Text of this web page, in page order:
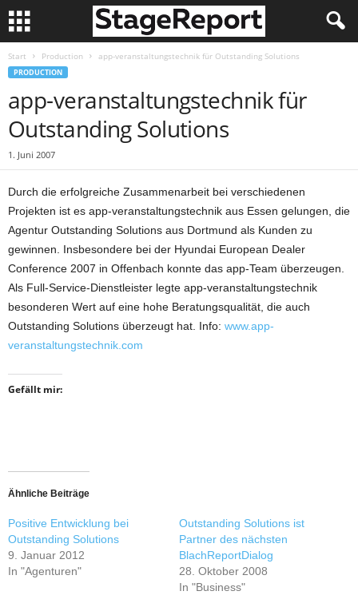
Start Production app-veranstaltungstechnik für Outstanding Solutions
PRODUCTION
app-veranstaltungstechnik für
Outstanding Solutions
1. Juni 2007
Durch die erfolgreiche Zusammenarbeit bei verschiedenen
Projekten ist es app-veranstaltungstechnik aus Essen gelungen, die
Agentur Outstanding Solutions aus Dortmund als Kunden zu
gewinnen. Insbesondere bei der Hyundai European Dealer
Conference 2007 in Offenbach konnte das app-Team überzeugen.
Als Full-Service-Dienstleister legte app-veranstaltungstechnik
besonderen Wert auf eine hohe Beratungsqualität, die auch
Outstanding Solutions überzeugt hat. Info: www.app-
veranstaltungstechnik.com
Gefällt mir:
Ähnliche Beiträge
Positive Entwicklung bei
Outstanding Solutions
9. Januar 2012
In "Agenturen"
Outstanding Solutions ist
Partner des nächsten
BlachReportDialog
28. Oktober 2008
In "Business"